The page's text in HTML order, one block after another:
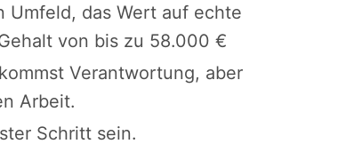
Umfeld, das Wert auf echte
von bis zu 58.000 €
Verantwortung, aber
Arbeit.
Schritt sein.